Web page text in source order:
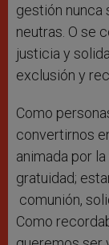
gestión nunca
neutras. O se
justicia y
exclusión y
Como
convertirnos
animada por
gratuidad;
comunión,
Como